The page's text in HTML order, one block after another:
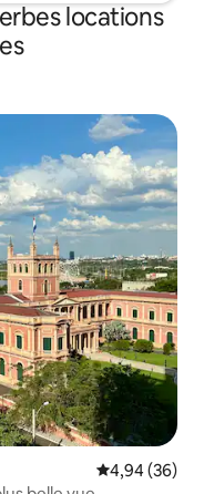
locations
Évaluation
4,94 (36)